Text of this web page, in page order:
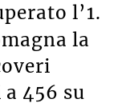
l’1.
la
456 su